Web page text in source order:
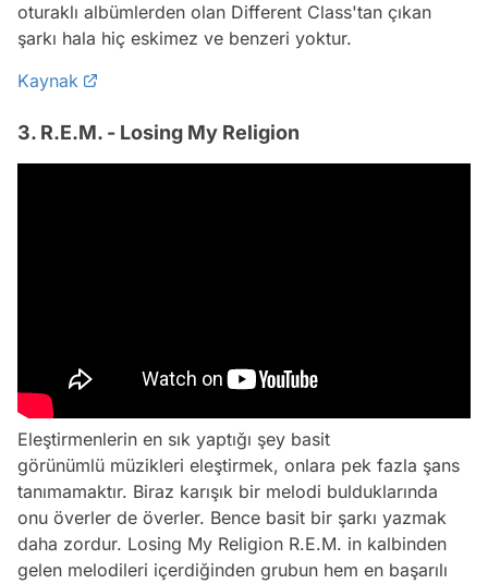
oturaklı albümlerden olan Different Class'tan çıkan
şarkı hala hiç eskimez ve benzeri yoktur.
Kaynak
3. R.E.M. - Losing My Religion
Eleştirmenlerin en sık yaptığı şey basit
görünümlü müzikleri eleştirmek, onlara pek fazla şans
tanımamaktır. Biraz karışık bir melodi bulduklarında
onu överler de överler. Bence basit bir şarkı yazmak
daha zordur. Losing My Religion R.E.M. in kalbinden
gelen melodileri içerdiğinden grubun hem en başarılı